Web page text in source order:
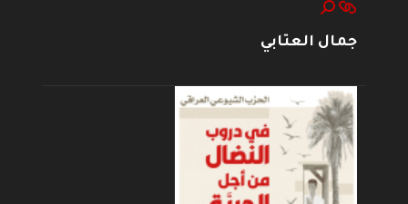
جمال العتابي